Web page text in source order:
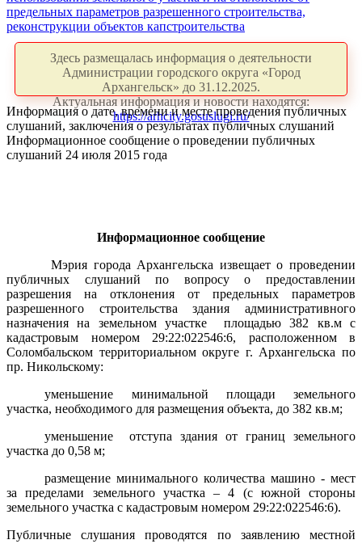
предельных параметров разрешенного строительства,
реконструкции объектов капстроительства
Здесь размещалась информация о деятельности
Администрации городского округа «Город
Архангельск» до 31.12.2025.
Актуальная информация и новости находятся:
https://arhcity.gosuslugi.ru/
Информация о дате, времени и месте проведения публичных
слушаний, заключения о результатах публичных слушаний
Информационное сообщение о проведении публичных
слушаний 24 июля 2015 года
Информационное сообщение
Мэрия города Архангельска извещает о проведении
публичных слушаний по вопросу о предоставлении
разрешения на отклонения от предельных параметров
разрешенного строительства здания административного
назначения на земельном участке площадью 382 кв.м с
кадастровым номером 29:22:022546:6, расположенном в
Соломбальском территориальном округе г. Архангельска по
пр. Никольскому:
уменьшение минимальной площади земельного
участка, необходимого для размещения объекта, до 382 кв.м;
уменьшение отступа здания от границ земельного
участка до 0,58 м;
размещение минимального количества машино - мест
за пределами земельного участка – 4 (с южной стороны
земельного участка с кадастровым номером 29:22:022546:6).
Публичные слушания проводятся по заявлению местной